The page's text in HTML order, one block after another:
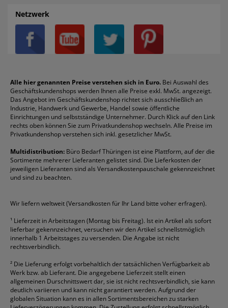
AGB
Datenschutz
Privatsphäre-Einstellungen
Über uns
Reklamation / Retouren
Vertrag widerrufen (Privatkunden)
Rabatte & Aktionen
Batterien
Bleistifte
Blöcke
Boardmarker
Briefumschläge
Druckerpatronen
Etiketten
Fineliner
Folienschreiber
Formulare
Gelschreiber
Geschäftsbücher
Heftstreifen
Kaffee
Klebeband
Klemmmappen
Kopierpapier
Korrekturmittel
Kugelschreiber
Mappen
Ordner
Packband
Permanentmarker
Radiergummis
Schnellhefter
Sichthüllen
Taschenrechner
Textmarker
Tintenroller
Tintenpatronen
Toilettenpapier
Toner
Versandmaterial
Versandtaschen
Alco
Avery/Zweckform
Canon
Durable
DYMO
Edding
Esselte
Faber-Castell
Fellowes
Franken
Fripa
HP
Leitz
Läufer
Melitta
Pentel
Pelikan
Pilot
Pritt
Schneider
Stabilo
Staedtler
alle Marken anzeigen
Netzwerk
Alle hier genannten Preise verstehen sich in Euro. Bei Auswahl des
Geschäftskundenshops werden Ihnen alle Preise exkl. MwSt. angezeigt.
Das Angebot im Geschäftskundenshop richtet sich ausschließlich an
Industrie, Handwerk und Gewerbe, Handel sowie öffentliche
Einrichtungen und selbstständige Unternehmer. Durch Klick auf den Link
rechts oben können Sie zum Privatkundenshop wechseln. Alle Preise im
Privatkundenshop verstehen sich inkl. gesetzlicher MwSt.
Multidistribution: Büro Bedarf Thüringen ist eine Plattform, auf der die
Sortimente mehrerer Lieferanten gelistet sind. Die Lieferkosten der
jeweiligen Lieferanten sind als Versandkostenpauschale gekennzeichnet
und sind zu beachten.
Wir liefern weltweit (Versandkosten für Ihr Land bitte voher erfragen).
¹ Lieferzeit in Arbeitstagen (Montag bis Freitag). Ist ein Artikel als sofort
lieferbar gekennzeichnet, versuchen wir den Artikel schnellstmöglich
innerhalb 1 Arbeitstages zu versenden. Die Angabe ist nicht
rechtsverbindlich.
² Die Lieferung erfolgt vorbehaltlich der tatsächlichen Verfügbarkeit ab
Werk bzw. ab Lieferant. Die angegebene Lieferzeit stellt einen
allgemeinen Durschnittswert dar, sie ist nicht rechtsverbindlich, sie kann
deutlich variieren und kann nicht garantiert werden. Aufgrund der
globalen Situation kann es in allen Sortimentsbereichen zu starken